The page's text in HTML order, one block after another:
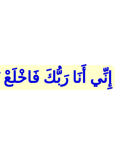
إِنِّي أَنَا رَبُّكَ